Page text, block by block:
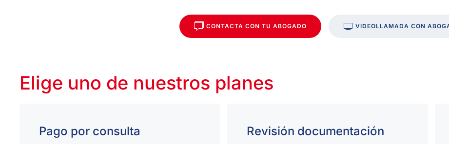
CONTACTA CON TU ABOGADO VIDEOLLAMADA CON
Elige uno de nuestros planes
Pago por consulta Revisión documentación